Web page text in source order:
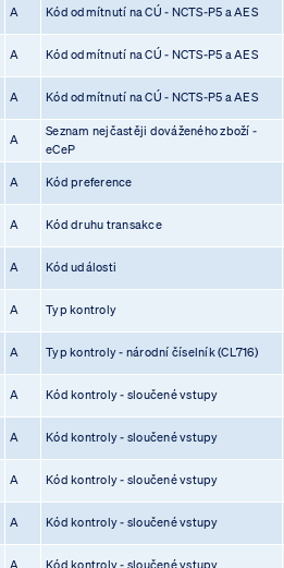
A Kód odmítnutí na CÚ - NCTS-P5 a AES
A Kód odmítnutí na CÚ - NCTS-P5 a AES
A Kód odmítnutí na CÚ - NCTS-P5 a AES
A
Seznam nejčastěji dováženého zboží -
eCeP
A Kód preference
A Kód druhu transakce
A Kód události
A Typ kontroly
A Typ kontroly - národní číselník (CL716)
A Kód kontroly - sloučené vstupy
A Kód kontroly - sloučené vstupy
A Kód kontroly - sloučené vstupy
A Kód kontroly - sloučené vstupy
A Kód kontroly - sloučené vstupy